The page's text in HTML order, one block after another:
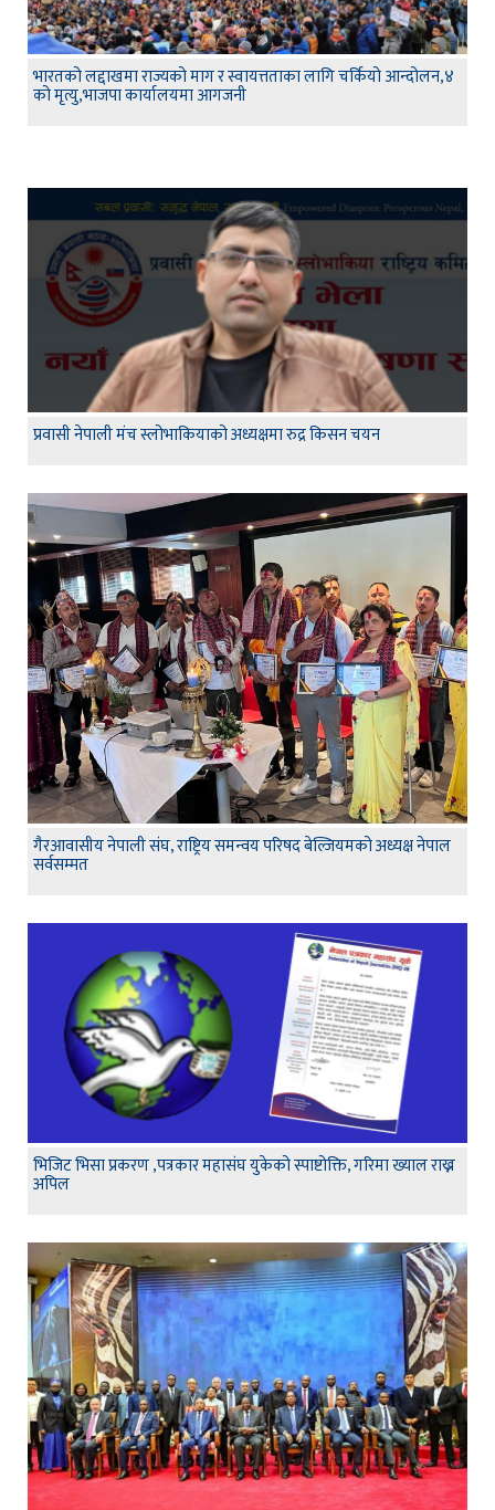
भारतको लद्दाखमा राज्यको माग र स्वायत्तताका लागि चर्कियो आन्दोलन,४
को मृत्यु,भाजपा कार्यालयमा आगजनी
प्रवासी नेपाली मंच स्लोभाकियाको अध्यक्षमा रुद्र किसन चयन
गैरआवासीय नेपाली संघ, राष्ट्रिय समन्वय परिषद बेल्जियमको अध्यक्ष नेपाल
सर्वसम्मत
भिजिट भिसा प्रकरण ,पत्रकार महासंघ युकेको स्पाष्टोक्ति, गरिमा ख्याल राख्न
अपिल